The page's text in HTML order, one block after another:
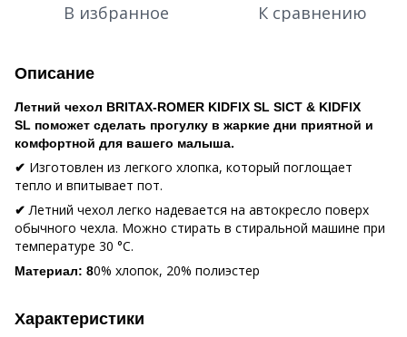
В избранное К сравнению
Описание
Летний чехол BRITAX-ROMER KIDFIX SL SICT & KIDFIX
SL поможет сделать прогулку в жаркие дни приятной и
комфортной для вашего малыша.
✔ Изготовлен из легкого хлопка, который поглощает
тепло и впитывает пот.
✔ Летний чехол легко надевается на автокресло поверх
обычного чехла. Можно стирать в стиральной машине при
температуре 30 °C.
Материал: 80% хлопок, 20% полиэстер
Характеристики